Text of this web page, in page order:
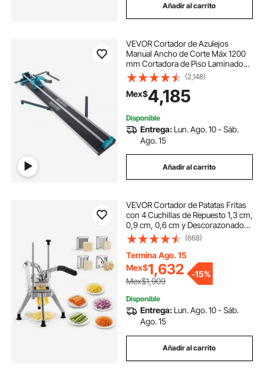
Añadir al carrito
VEVOR Cortador de Azulejos
Manual Ancho de Corte Máx 1200
mm Cortadora de Piso Laminado
de Precisión Marco de Acero
Espesor de Corte 6-15 mm
Máquina para Cortar Azulejos,
Piedra, Baldosas Ordinarias
(2,148)
Mex$4,185
Disponible
Entrega: Lun. Ago. 10 - Sáb.
Ago. 15
Añadir al carrito
VEVOR Cortador de Patatas Fritas
con 4 Cuchillas de Repuesto 1,3 cm,
0,9 cm, 0,6 cm y Descorazonador
de 6 Cuñas, Cortadora de Verduras
Soporte Estable en 4 Esquinas para
Restaurantes, Cocinas
(668)
Termina Ago. 15
Mex$1,632
Mex$1,909
-15%
Disponible
Entrega: Lun. Ago. 10 - Sáb.
Ago. 15
Añadir al carrito